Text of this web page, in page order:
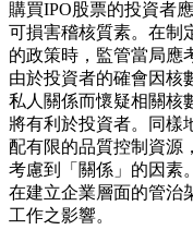
購買IPO股票的投資者
可損害稽核質素。在制
的政策時，監管當局應
由於投資者的確會因核
私人關係而懷疑相關核
將有利於投資者。同樣
配有限的品質控制資源
考慮到「關係」的因素
在建立企業層面的管治
工作之影響。